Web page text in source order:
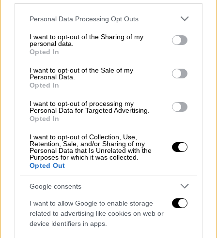
Please note that this website/app uses one or more Google
not limited to your visit or usage behaviour. You may click to
grant or deny consent to Google and its third-party tags to
use your data for below specified purposes in below Google
consent section.
Personal Data Processing Opt Outs
I want to opt-out of the Sharing of my
personal data.
Opted In
I want to opt-out of the Sale of my
Personal Data.
Opted In
I want to opt-out of processing my
Personal Data for Targeted Advertising.
Opted In
I want to opt-out of Collection, Use,
Retention, Sale, and/or Sharing of my
Personal Data that Is Unrelated with the
Purposes for which it was collected.
Opted Out
Google consents
I want to allow Google to enable storage
related to advertising like cookies on web or
device identifiers in apps.
μολότοφ, το κτίριο γέμισε καπνούς
: «Τρία
άτομα με κουκούλες, αρχίζουν και σπάνε την
τζαμαρία του κάτω ορόφου, αφού την
αμέσως λαμπάδιασε, μέσα σε πέντε λεπτά.
Δεν θα ξεχάσω ποτέ την ώρα που έβγαινα
από την πόρτα. Η πόρτα ήταν ηλεκτρονική
και έπρεπε να μπω μέσα στο κουβούκλιο, να
μείνω μέσα για πέντε δευτερόλεπτα και
μετά να ανοίξει και δεν ήξερα αν θα άνοιγε
για να βγω έξω. Βγήκα, αρχίσανε οι πέτρες,
να με βρίζουνε “να καείτε”, “καλά να πάθετε”
και τέτοια…».
περιγράψει τους δράστες, στους οποίους
περιλαμβάνεται και μία γυναίκα.